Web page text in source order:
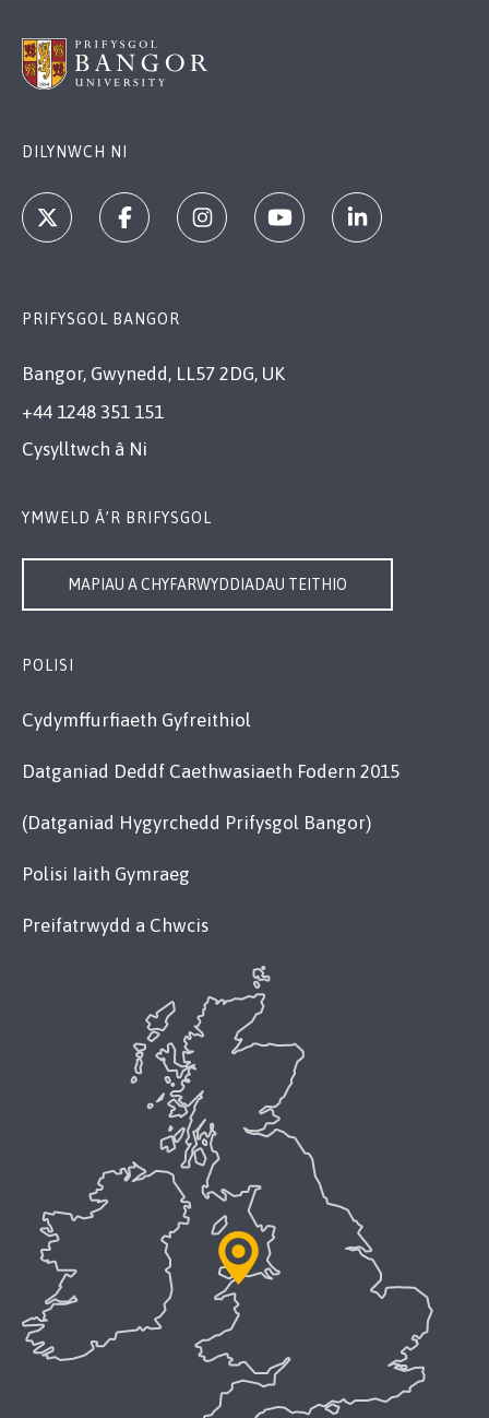
DILYNWCH NI
PRIFYSGOL BANGOR
Bangor, Gwynedd, LL57 2DG, UK
+44 1248 351 151
Cysylltwch â Ni
YMWELD Â’R BRIFYSGOL
MAPIAU A CHYFARWYDDIADAU TEITHIO
POLISI
Cydymffurfiaeth Gyfreithiol
Datganiad Deddf Caethwasiaeth Fodern 2015
(Datganiad Hygyrchedd Prifysgol Bangor)
Polisi Iaith Gymraeg
Preifatrwydd a Chwcis